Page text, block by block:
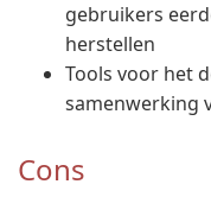
gebruikers
herstellen
Tools voor het
samenwerking
Cons